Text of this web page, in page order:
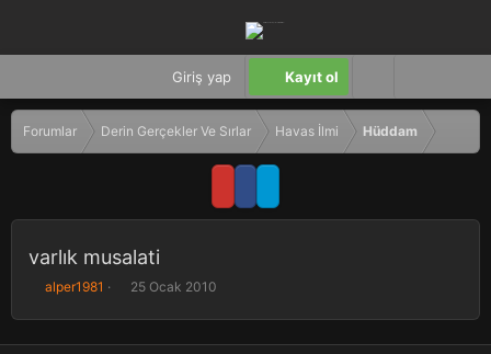
Giriş yap Kayıt ol
Forumlar Derin Gerçekler Ve Sırlar Havas İlmi Hüddam
varlık musalati
K
n
b
alper1981
B
ş
l
25 Ocak 2010